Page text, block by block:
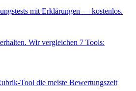
mit Erklärungen — kostenlos.
Wir vergleichen 7 Tools:
Tool die meiste Bewertungszeit